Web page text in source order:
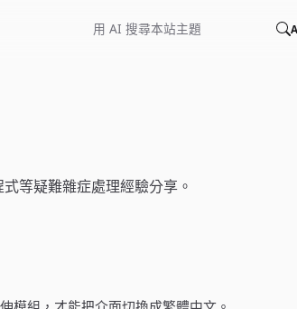
等疑難雜症處理經驗分享。